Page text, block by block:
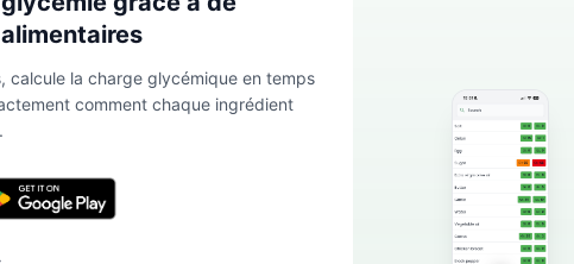
calcule la charge glycémique en temps
comment chaque ingrédient